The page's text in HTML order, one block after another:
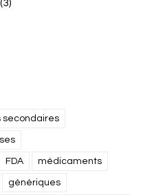
(3)
secondaires
FDA médicaments
génériques